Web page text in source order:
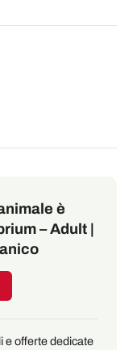
è
– Adult |
e offerte dedicate